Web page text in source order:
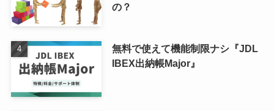
の？
無料で使えて機能制限ナシ『JDL
IBEX出納帳Major』